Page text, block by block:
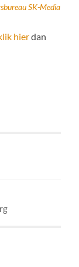
SK-Media
hierdan